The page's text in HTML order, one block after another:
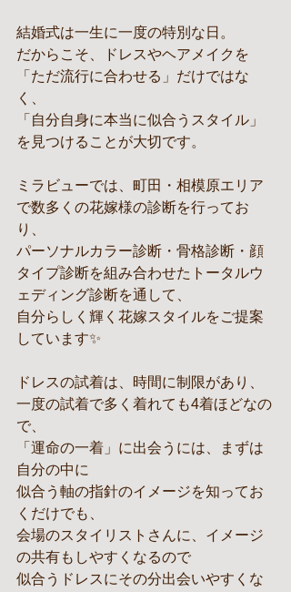
結婚式は一生に一度の特別な日。
だからこそ、ドレスやヘアメイクを
「ただ流行に合わせる」だけではな
く、
「自分自身に本当に似合うスタイル」
を見つけることが大切です。
ミラビューでは、町田・相模原エリア
で数多くの花嫁様の診断を行ってお
り、
パーソナルカラー診断・骨格診断・顔
タイプ診断を組み合わせたトータルウ
ェディング診断を通して、
自分らしく輝く花嫁スタイルをご提案
しています✨
ドレスの試着は、時間に制限があり、
一度の試着で多く着れても4着ほどなの
で、
「運命の一着」に出会うには、まずは
自分の中に
似合う軸の指針のイメージを知ってお
くだけでも、
会場のスタイリストさんに、イメージ
の共有もしやすくなるので
似合うドレスにその分出会いやすくな